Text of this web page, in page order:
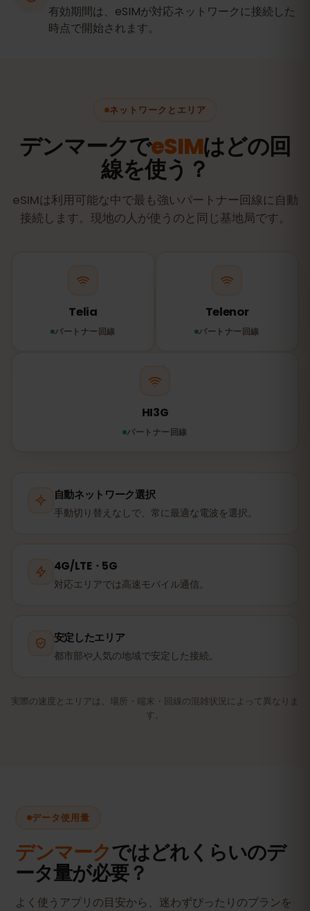
有効期間は、eSIMが対応ネットワークに接続した
時点で開始されます。
ネットワークとエリア
デンマークでeSIMはどの回
線を使う？
eSIMは利用可能な中で最も強いパートナー回線に自動
接続します。現地の人が使うのと同じ基地局です。
Telia
パートナー回線
Telenor
パートナー回線
HI3G
パートナー回線
自動ネットワーク選択
手動切り替えなしで、常に最適な電波を選択。
4G/LTE・5G
対応エリアでは高速モバイル通信。
安定したエリア
都市部や人気の地域で安定した接続。
実際の速度とエリアは、場所・端末・回線の混雑状況によって異なりま
す。
データ使用量
デンマークではどれくらいのデ
ータ量が必要？
よく使うアプリの目安から、迷わずぴったりのプランを